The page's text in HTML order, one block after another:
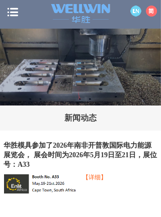
新闻动态
华胜模具参加了2026年南非开普敦国际电力能源
展览会， 展会时间为2026年5月19日至21日，展位
号：A33
【详细】